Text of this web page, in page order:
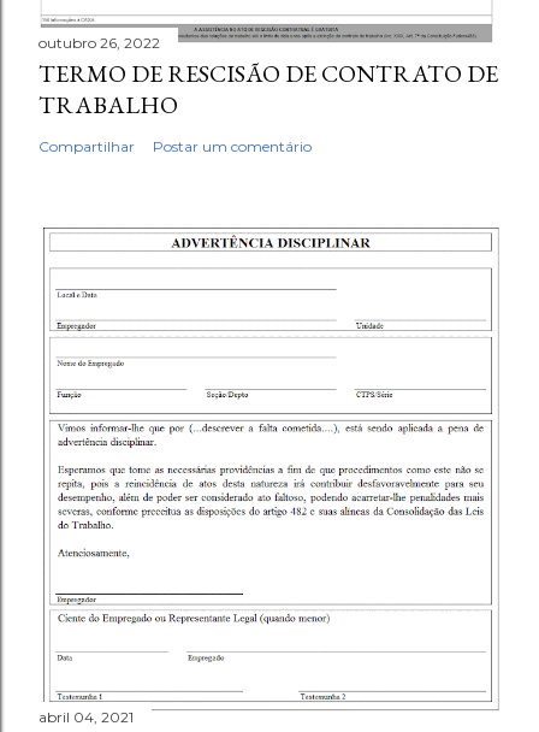
outubro 26, 2022
TERMO DE RESCISÃO DE CONTRATO DE
TRABALHO
Compartilhar Postar um comentário
abril 04, 2021